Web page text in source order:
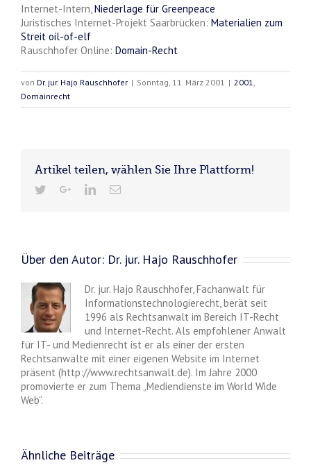
Internet-Intern,Niederlage für Greenpeace
Juristisches Internet-Projekt Saarbrücken: Materialien zum
Streit oil-of-elf
Rauschhofer Online: Domain-Recht
von Dr. jur. Hajo Rauschhofer | Sonntag, 11. März 2001 | 2001,
Domainrecht
Artikel teilen, wählen Sie Ihre Plattform!
Über den Autor: Dr. jur. Hajo Rauschhofer
Dr. jur. Hajo Rauschhofer, Fachanwalt für
Informationstechnologierecht, berät seit
1996 als Rechtsanwalt im Bereich IT-Recht
und Internet-Recht. Als empfohlener Anwalt
für IT- und Medienrecht ist er als einer der ersten
Rechtsanwälte mit einer eigenen Website im Internet
präsent (http://www.rechtsanwalt.de). Im Jahre 2000
promovierte er zum Thema „Mediendienste im World Wide
Web“.
Ähnliche Beiträge